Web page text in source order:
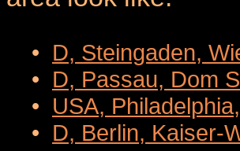
• D, Steingaden,
• D, Passau, Dom
• USA,
• D, Berlin, Kaiser-